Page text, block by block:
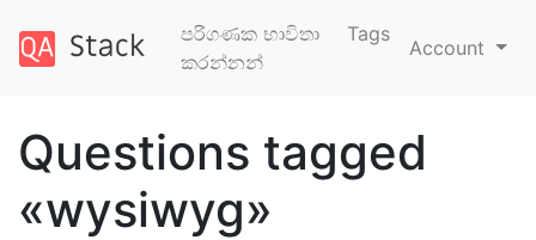
පරිගණක භාවිතා
කරන්නන්
Tags
Account
Questions tagged
«wysiwyg»